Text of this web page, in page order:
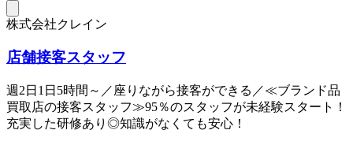
株式会社クレイン
店舗接客スタッフ
週2日1日5時間～／座りながら接客ができる／≪ブランド品
買取店の接客スタッフ≫95％のスタッフが未経験スタート！
充実した研修あり◎知識がなくても安心！